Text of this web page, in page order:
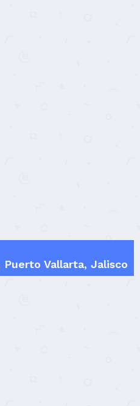
Puerto Vallarta, Jalisco